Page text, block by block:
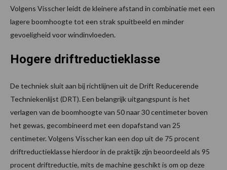
Volgens Visscher leidt de kleinere afstand in combinatie met een
lagere boomhoogte tot een strak spuitbeeld en minder
gevoeligheid voor windinvloeden.
Hogere driftreductieklasse
De techniek sluit aan bij richtlijnen uit de Drift Reducerende
Techniekenlijst (DRT). Een belangrijk uitgangspunt is het
verlagen van de boomhoogte van 50 naar 30 centimeter boven
het gewas, gecombineerd met een dopafstand van 25
centimeter. Volgens Visscher kan een dop uit de 75 procent
driftreductieklasse hierdoor in de praktijk zijn beoordeeld als 95
procent driftreductie, mits de machine geschikt is om op deze